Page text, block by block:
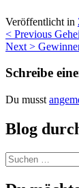
Veröffentlicht in
< Previous
Next >
Schreibe
Du musst
Blog
Suchen
nach: